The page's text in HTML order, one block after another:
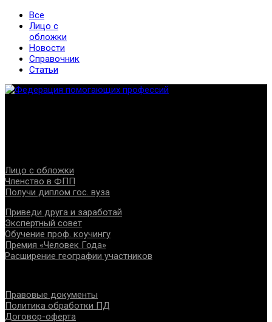
Все
Лицо с
обложки
Новости
Справочник
Статьи
Лицо с обложки
Членство в ФПП
Получи диплом гос. вуза
Приведи друга и заработай
Экспертный совет
Обучение проф. коучингу
Премия «Человек Года»
Расширение географии участников
Правовые документы
Политика обработки ПД
Договор-оферта